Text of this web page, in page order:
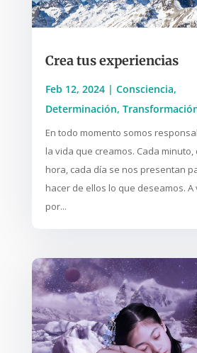
Crea tus experiencias
Feb 12, 2024| Consciencia,
Determinación,
En todo momento somos
la vida que creamos. Cada minuto,
hora, cada día se nos presentan
hacer de ellos lo que deseamos. A
por...